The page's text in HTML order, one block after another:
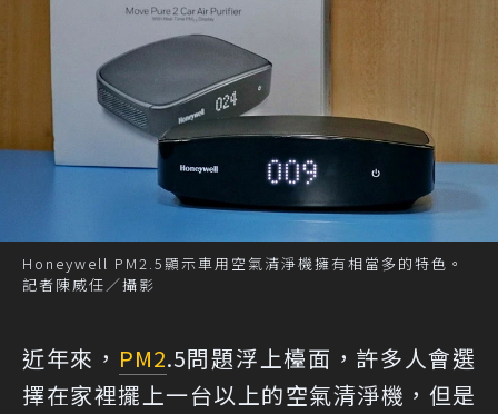
Honeywell PM2.5顯示車用空氣清淨機擁有相當多的特色。
記者陳威任／攝影
近年來， PM2.5問題浮上檯面，許多人會選
擇在家裡擺上一台以上的空氣清淨機，但是